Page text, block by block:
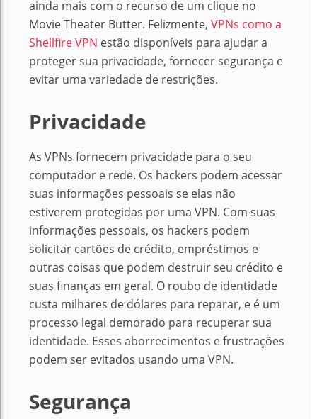
ainda mais com o recurso de um clique no
Movie Theater Butter. Felizmente, VPNs como a
Shellfire VPN estão disponíveis para ajudar a
proteger sua privacidade, fornecer segurança e
evitar uma variedade de restrições.
Privacidade
As VPNs fornecem privacidade para o seu
computador e rede. Os hackers podem acessar
suas informações pessoais se elas não
estiverem protegidas por uma VPN. Com suas
informações pessoais, os hackers podem
solicitar cartões de crédito, empréstimos e
outras coisas que podem destruir seu crédito e
suas finanças em geral. O roubo de identidade
custa milhares de dólares para reparar, e é um
processo legal demorado para recuperar sua
identidade. Esses aborrecimentos e frustrações
podem ser evitados usando uma VPN.
Segurança